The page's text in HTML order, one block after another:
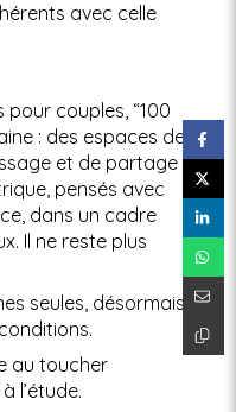
avec celle
couples, “100
: des espaces de
et de partage
pensés avec
dans un cadre
Il ne reste plus
seules, désormais
au toucher
l’étude.